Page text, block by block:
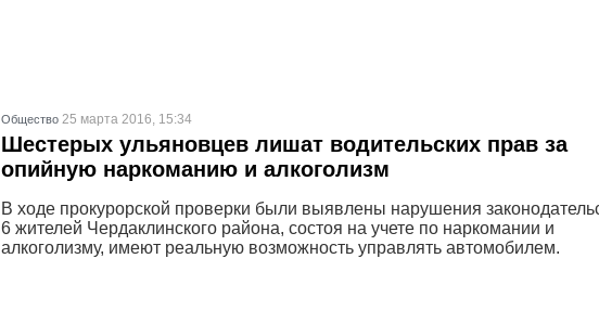
Общество 25 марта 2016, 15:34
Шестерых ульяновцев лишат водительских прав за
опийную наркоманию и алкоголизм
В ходе прокурорской проверки были выявлены нарушения
6 жителей Чердаклинского района, состоя на учете по наркомании и
алкоголизму, имеют реальную возможность управлять автомобилем.